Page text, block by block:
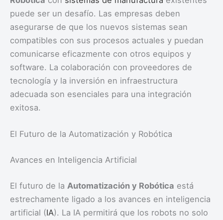
puede ser un desafío. Las empresas deben
asegurarse de que los nuevos sistemas sean
compatibles con sus procesos actuales y puedan
comunicarse eficazmente con otros equipos y
software. La colaboración con proveedores de
tecnología y la inversión en infraestructura
adecuada son esenciales para una integración
exitosa.
El Futuro de la Automatización y Robótica
Avances en Inteligencia Artificial
El futuro de la Automatización y Robótica está
estrechamente ligado a los avances en inteligencia
artificial (IA). La IA permitirá que los robots no solo